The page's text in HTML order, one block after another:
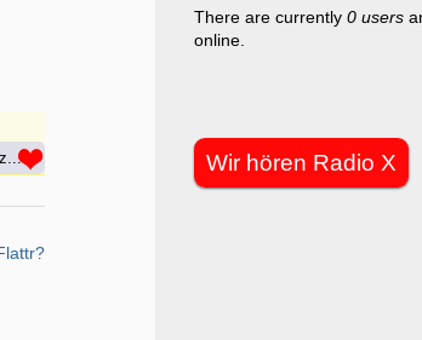
There are currently 0 users
online.
Wir hören Radio X